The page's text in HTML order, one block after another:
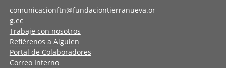
comunicacionftn@fundaciontierranueva.or
g.ec
Trabaje con nosotros
Refiérenos a Alguien
Portal de Colaboradores
Correo Interno